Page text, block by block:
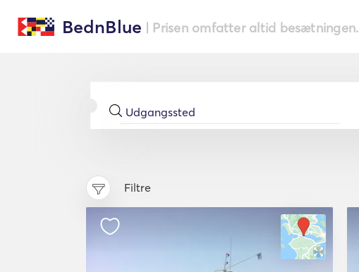
BednBlue | Prisen omfatter altid besætningen.
Filtre